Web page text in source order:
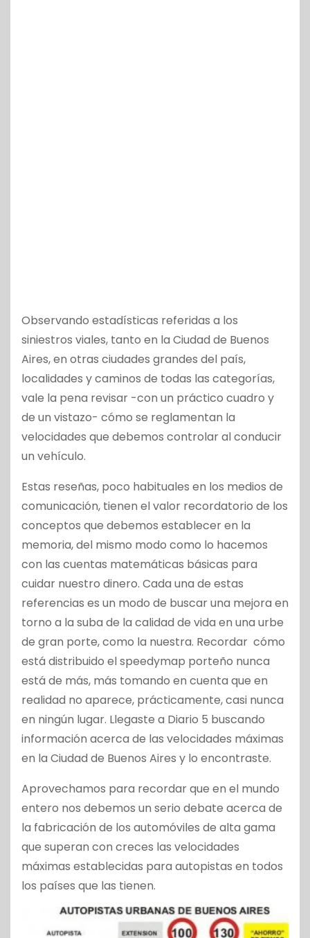
Observando estadísticas referidas a los
siniestros viales, tanto en la Ciudad de Buenos
Aires, en otras ciudades grandes del país,
localidades y caminos de todas las categorías,
vale la pena revisar -con un práctico cuadro y
de un vistazo- cómo se reglamentan la
velocidades que debemos controlar al conducir
un vehículo.
Estas reseñas, poco habituales en los medios de
comunicación, tienen el valor recordatorio de los
conceptos que debemos establecer en la
memoria, del mismo modo como lo hacemos
con las cuentas matemáticas básicas para
cuidar nuestro dinero. Cada una de estas
referencias es un modo de buscar una mejora en
torno a la suba de la calidad de vida en una urbe
de gran porte, como la nuestra. Recordar cómo
está distribuido el speedymap porteño nunca
está de más, más tomando en cuenta que en
realidad no aparece, prácticamente, casi nunca
en ningún lugar. Llegaste a Diario 5 buscando
información acerca de las velocidades máximas
en la Ciudad de Buenos Aires y lo encontraste.
Aprovechamos para recordar que en el mundo
entero nos debemos un serio debate acerca de
la fabricación de los automóviles de alta gama
que superan con creces las velocidades
máximas establecidas para autopistas en todos
los países que las tienen.